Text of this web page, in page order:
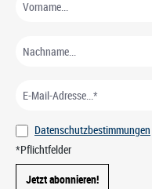
Datenschutzbestimmungen
*Pflichtfelder
Jetzt abonnieren!